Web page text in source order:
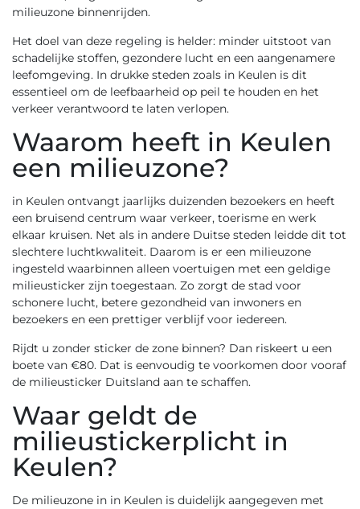
milieuzone binnenrijden.
Het doel van deze regeling is helder: minder uitstoot van
schadelijke stoffen, gezondere lucht en een aangenamere
leefomgeving. In drukke steden zoals in Keulen is dit
essentieel om de leefbaarheid op peil te houden en het
verkeer verantwoord te laten verlopen.
Waarom heeft in Keulen
een milieuzone?
in Keulen ontvangt jaarlijks duizenden bezoekers en heeft
een bruisend centrum waar verkeer, toerisme en werk
elkaar kruisen. Net als in andere Duitse steden leidde dit tot
slechtere luchtkwaliteit. Daarom is er een milieuzone
ingesteld waarbinnen alleen voertuigen met een geldige
milieusticker zijn toegestaan. Zo zorgt de stad voor
schonere lucht, betere gezondheid van inwoners en
bezoekers en een prettiger verblijf voor iedereen.
Rijdt u zonder sticker de zone binnen? Dan riskeert u een
boete van €80. Dat is eenvoudig te voorkomen door vooraf
de milieusticker Duitsland aan te schaffen.
Waar geldt de
milieustickerplicht in
Keulen?
De milieuzone in in Keulen is duidelijk aangegeven met